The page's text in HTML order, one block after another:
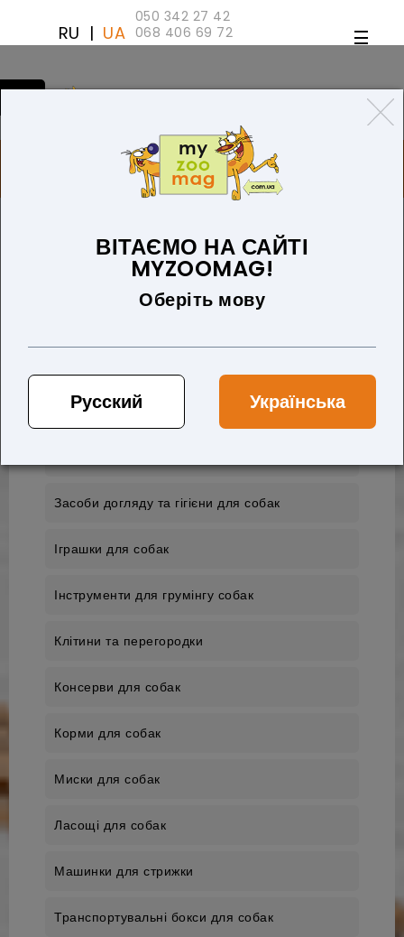
050 342 27 42
068 406 69 72
RU | UA
ТОВАРИ ДЛЯ КІШОК
БЛОГ
ПРО НАС
ТОВАРІВ 0 (0 ГРН)
ВІТАЄМО НА САЙТІ
MYZOOMAG!
Оберіть мову
Русский Українська
Для собак
Виберіть підкатегорію
Ветеринарні препарати для собак
Засоби догляду та гігієни для собак
Іграшки для собак
Інструменти для грумінгу собак
Клітини та перегородки
Консерви для собак
Корми для собак
Миски для собак
Ласощі для собак
Машинки для стрижки
Транспортувальні бокси для собак